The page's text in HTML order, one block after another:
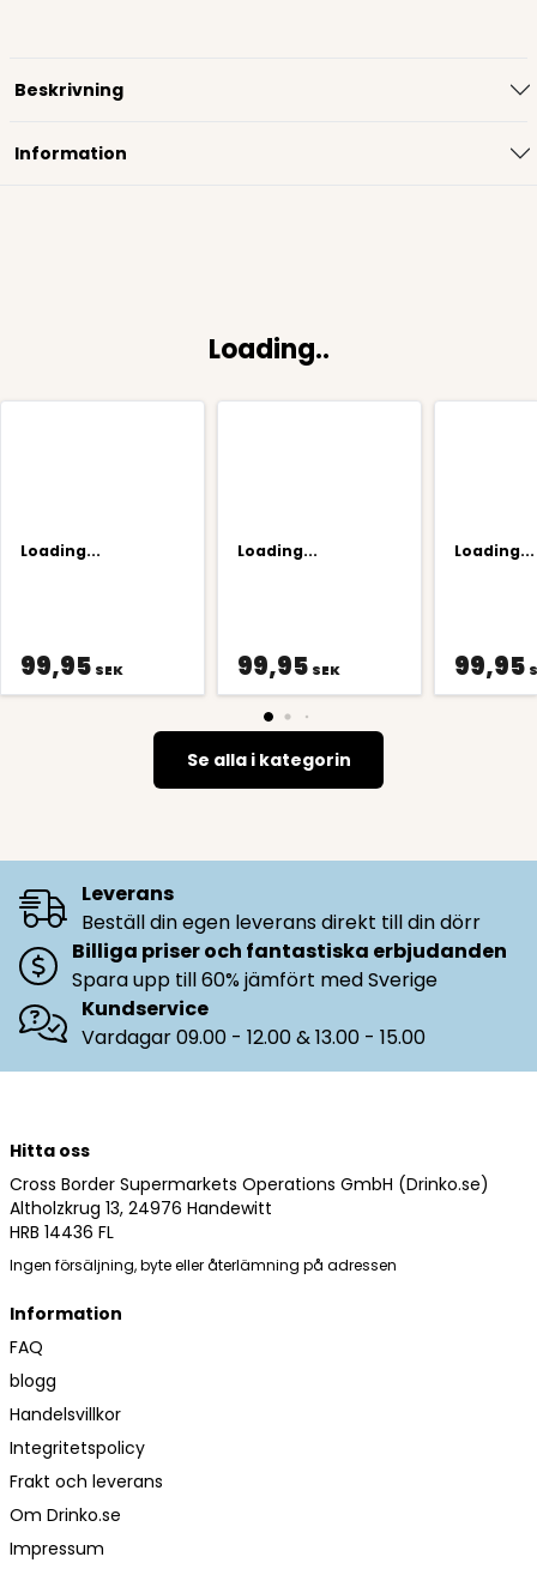
Beskrivning
Information
Loading..
Loading...
99,95 SEK
Loading...
99,95 SEK
Loading...
99,95
Se alla i kategorin
Leverans
Beställ din egen leverans direkt till din dörr
Billiga priser och fantastiska erbjudanden
Spara upp till 60% jämfört med Sverige
Kundservice
Vardagar 09.00 - 12.00 & 13.00 - 15.00
Hitta oss
Cross Border Supermarkets Operations GmbH (Drinko.se)
Altholzkrug 13, 24976 Handewitt
HRB 14436 FL
Ingen försäljning, byte eller återlämning på adressen
Information
FAQ
blogg
Handelsvillkor
Integritetspolicy
Frakt och leverans
Om Drinko.se
Impressum